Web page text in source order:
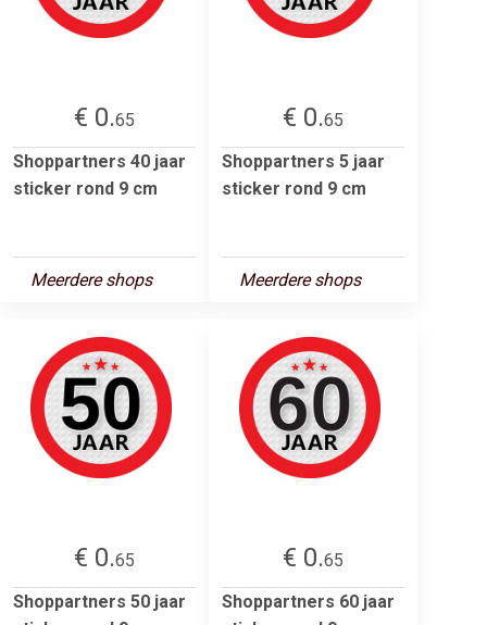
€ 0.65
Shoppartners 40 jaar
sticker rond 9 cm
Meerdere shops
€ 0.65
Shoppartners 5 jaar
sticker rond 9 cm
Meerdere shops
€ 0.65
Shoppartners 50 jaar
€ 0.65
Shoppartners 60 jaar